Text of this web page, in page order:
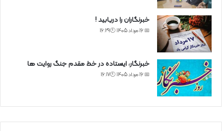
خبرنگاران را دریابید !
📅 16 مرداد 1405 🕙16:29
خبرنگار، ایستاده در خط مقدم جنگ روایت ها
📅 16 مرداد 1405 🕙16:17